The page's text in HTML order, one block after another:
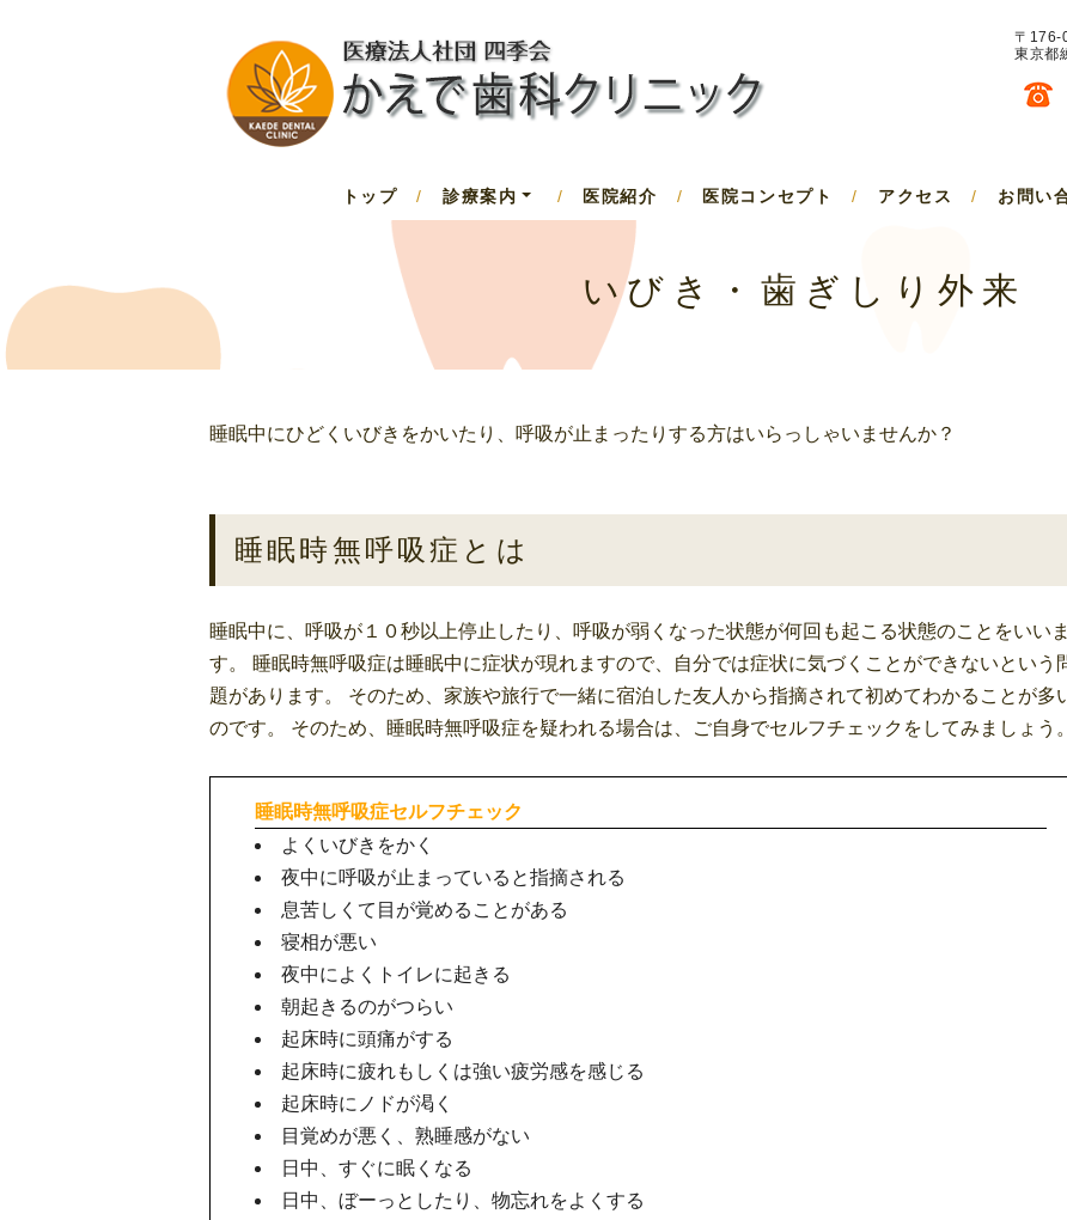
〒176-
東京都
トップ / 診療案内 / 医院紹介 / 医院コンセプト / アクセス / お問い
いびき・歯ぎしり外来
睡眠中にひどくいびきをかいたり、呼吸が止まったりする方はいらっしゃいませんか？
睡眠時無呼吸症とは
睡眠中に、呼吸が１０秒以上停止したり、呼吸が弱くなった状態が何回も起こる状態のことをいいま
す。 睡眠時無呼吸症は睡眠中に症状が現れますので、自分では症状に気づくことができないという
題があります。 そのため、家族や旅行で一緒に宿泊した友人から指摘されて初めてわかることが多
のです。 そのため、睡眠時無呼吸症を疑われる場合は、ご自身でセルフチェックをしてみましょう。
睡眠時無呼吸症セルフチェック
よくいびきをかく
夜中に呼吸が止まっていると指摘される
息苦しくて目が覚めることがある
寝相が悪い
夜中によくトイレに起きる
朝起きるのがつらい
起床時に頭痛がする
起床時に疲れもしくは強い疲労感を感じる
起床時にノドが渇く
目覚めが悪く、熟睡感がない
日中、すぐに眠くなる
日中、ぼーっとしたり、物忘れをよくする